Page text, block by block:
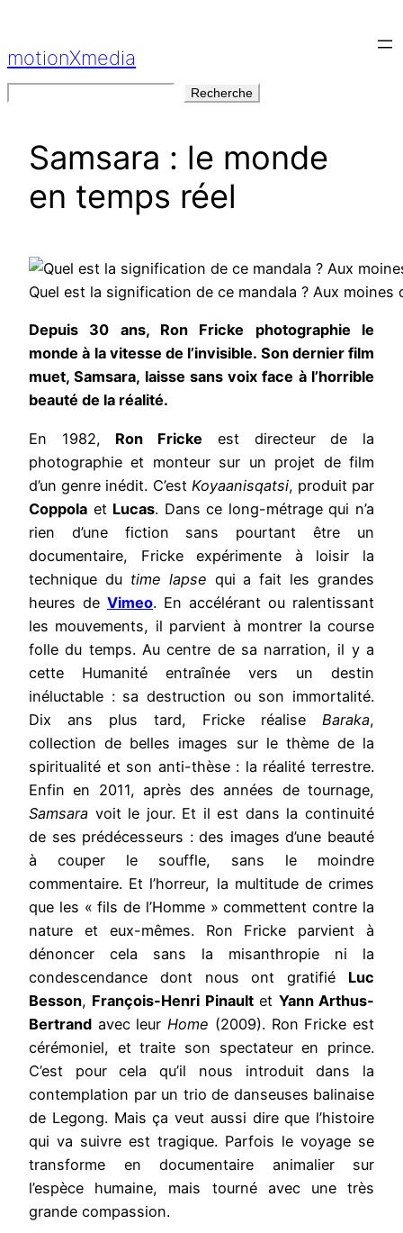
contenu
motionXmedia
Recherche
Samsara : le monde
en temps réel
Quel est la signification de ce mandala ? Aux moines
Depuis 30 ans, Ron Fricke photographie le
monde à la vitesse de l’invisible. Son dernier film
muet, Samsara, laisse sans voix face à l’horrible
beauté de la réalité.
En 1982, Ron Fricke est directeur de la
photographie et monteur sur un projet de film
d’un genre inédit. C’est Koyaanisqatsi, produit par
Coppola et Lucas. Dans ce long-métrage qui n’a
rien d’une fiction sans pourtant être un
documentaire, Fricke expérimente à loisir la
technique du time lapse qui a fait les grandes
heures de Vimeo. En accélérant ou ralentissant
les mouvements, il parvient à montrer la course
folle du temps. Au centre de sa narration, il y a
cette Humanité entraînée vers un destin
inéluctable : sa destruction ou son immortalité.
Dix ans plus tard, Fricke réalise Baraka,
collection de belles images sur le thème de la
spiritualité et son anti-thèse : la réalité terrestre.
Enfin en 2011, après des années de tournage,
Samsara voit le jour. Et il est dans la continuité
de ses prédécesseurs : des images d’une beauté
à couper le souffle, sans le moindre
commentaire. Et l’horreur, la multitude de crimes
que les « fils de l’Homme » commettent contre la
nature et eux-mêmes. Ron Fricke parvient à
dénoncer cela sans la misanthropie ni la
condescendance dont nous ont gratifié Luc
Besson, François-Henri Pinaultet Yann Arthus-
Bertrand avec leur Home (2009). Ron Fricke est
cérémoniel, et traite son spectateur en prince.
C’est pour cela qu’il nous introduit dans la
contemplation par un trio de danseuses balinaise
de Legong. Mais ça veut aussi dire que l’histoire
qui va suivre est tragique. Parfois le voyage se
transforme en documentaire animalier sur
l’espèce humaine, mais tourné avec une très
grande compassion.